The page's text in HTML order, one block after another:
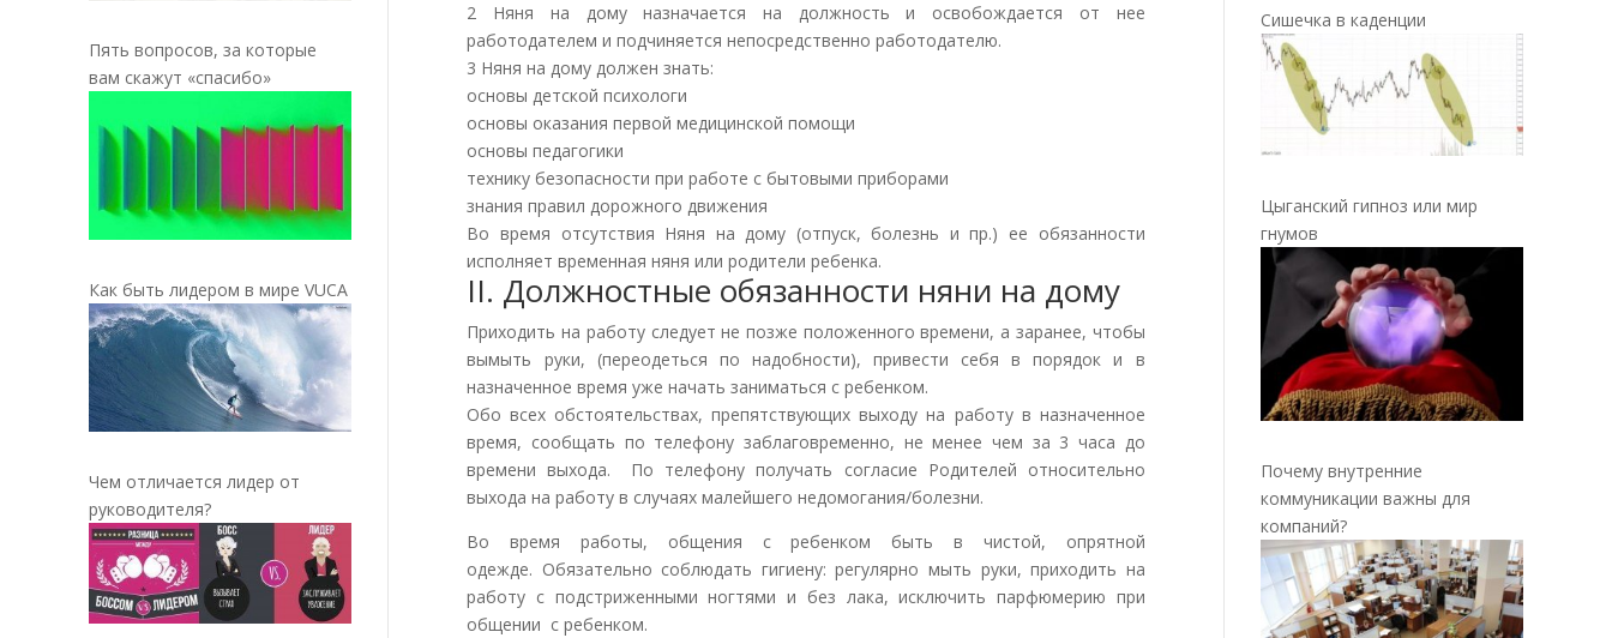
Пять вопросов, за которые
вам скажут «спасибо»
Как быть лидером в мире VUCA
Чем отличается лидер от
руководителя?
2 Няня на дому назначается на должность и освобождается от нее
работодателем и подчиняется непосредственно работодателю.
3 Няня на дому должен знать:
основы детской психологи
основы оказания первой медицинской помощи
основы педагогики
технику безопасности при работе с бытовыми приборами
знания правил дорожного движения
Во время отсутствия Няня на дому (отпуск, болезнь и пр.) ее обязанности
исполняет временная няня или родители ребенка.
II. Должностные обязанности няни на дому
Приходить на работу следует не позже положенного времени, а заранее, чтобы
вымыть руки, (переодеться по надобности), привести себя в порядок и в
назначенное время уже начать заниматься с ребенком.
Обо всех обстоятельствах, препятствующих выходу на работу в назначенное
время, сообщать по телефону заблаговременно, не менее чем за 3 часа до
времени выхода. По телефону получать согласие Родителей относительно
выхода на работу в случаях малейшего недомогания/болезни.
Во время работы, общения с ребенком быть в чистой, опрятной
одежде. Обязательно соблюдать гигиену: регулярно мыть руки, приходить на
работу с подстриженными ногтями и без лака, исключить парфюмерию при
общении с ребенком.
Сишечка в каденции
Цыганский гипноз или мир
гнумов
Почему внутренние
коммуникации важны для
компаний?